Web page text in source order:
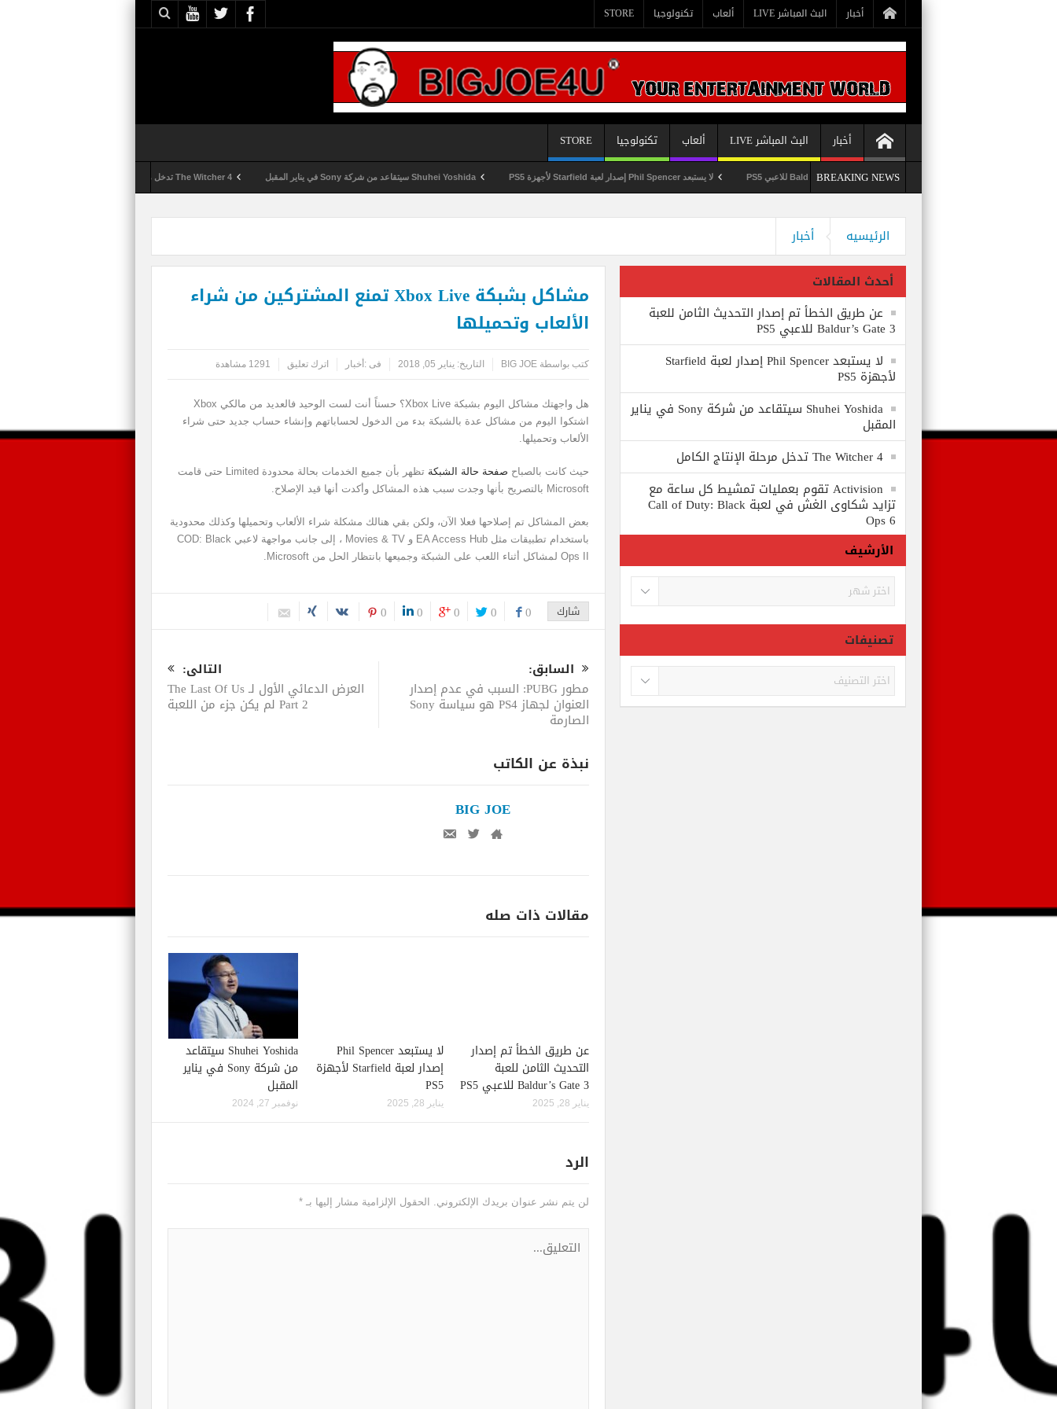
أخبار البث المباشر LIVE ألعاب تكنولوجيا STORE
أخبار البث المباشر LIVE ألعاب تكنولوجيا
STORE
BREAKING NEWSعن طريق الخطأ تم إصدار التحديث الثامن للعبة Baldur’s Gate 3 للاعبي PS5 لا يستبعد Phil Spencer إصدار لعبة Starfield لأجهزة PS5 Shuhei Yoshida سيتقاعد من شركة Sony في يناير المقبل The Witcher 4 تدخل مرحلة الإنتاج الكامل
الرئيسيه أخبار
مشاكل بشبكة Xbox Live تمنع المشتركين من شراء
الألعاب وتحميلها
كتب بواسطة BIG JOE التاريخ: يناير 05, 2018 فى : أخبار اترك تعليق 1291 مشاهدة
هل واجهتك مشاكل اليوم بشبكة Xbox Live؟ حسناً أنت لست الوحيد فالعديد من مالكي Xbox
اشتكوا اليوم من مشاكل عدة بالشبكة بدء من الدخول لحساباتهم وإنشاء حساب جديد حتى شراء
الألعاب وتحميلها.
حيث كانت بالصباح صفحة حالة الشبكة
تظهر بأن جميع الخدمات بحالة محدودة Limited حتى قامت
Microsoft بالتصريح بأنها وجدت سبب هذه المشاكل وأكدت أنها قيد الإصلاح.
بعض المشاكل تم إصلاحها فعلا الآن، ولكن بقي هنالك مشكلة شراء الألعاب وتحميلها وكذلك محدودية
باستخدام تطبيقات مثل EA Access Hub و Movies & TV ، إلى جانب مواجهة لاعبي COD: Black
Ops II لمشاكل أثناء اللعب على الشبكة وجميعها بانتظار الحل من Microsoft.
شارك 0
0
0
0
0
السابق:
مطور PUBG: السبب في عدم إصدار
العنوان لجهاز PS4 هو سياسة Sony
الصارمة
التالى:
العرض الدعائي الأول لـ The Last Of Us
Part 2 لم يكن جزء من اللعبة
نبذة عن الكاتب
BIG JOE
مقالات ذات صله
عن طريق الخطأ تم إصدار
التحديث الثامن للعبة
Baldur’s Gate 3 للاعبي PS5
يناير 28, 2025
لا يستبعد Phil Spencer
إصدار لعبة Starfield لأجهزة
PS5
يناير 28, 2025
Shuhei Yoshida سيتقاعد
من شركة Sony في يناير
المقبل
نوفمبر 27, 2024
الرد
لن يتم نشر عنوان بريدك الإلكتروني. الحقول الإلزامية مشار إليها بـ *
أحدث المقالات
عن طريق الخطأ تم إصدار التحديث الثامن للعبة
Baldur’s Gate 3 للاعبي PS5
لا يستبعد Phil Spencer إصدار لعبة Starfield
لأجهزة PS5
Shuhei Yoshida سيتقاعد من شركة Sony في يناير
المقبل
The Witcher 4 تدخل مرحلة الإنتاج الكامل
Activision تقوم بعمليات تمشيط كل ساعة مع
تزايد شكاوى الغش في لعبة Call of Duty: Black
Ops 6
الأرشيف
الأرشيف
تصنيفات
تصنيفات